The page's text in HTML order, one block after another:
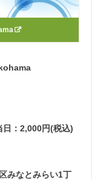
：2,000円(税込)
みなとみらい1丁